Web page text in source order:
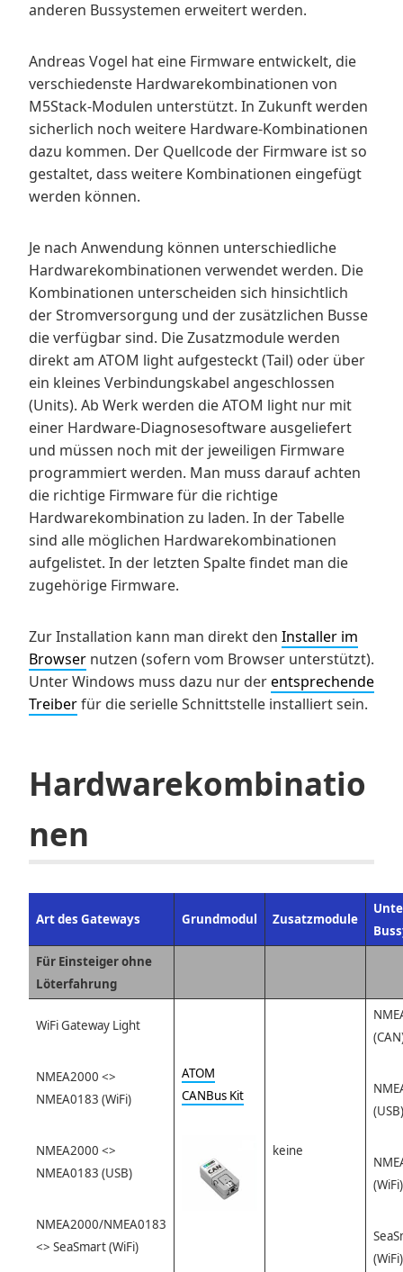
anderen Bussystemen erweitert werden.
Andreas Vogel hat eine Firmware entwickelt, die
verschiedenste Hardwarekombinationen von
M5Stack-Modulen unterstützt. In Zukunft werden
sicherlich noch weitere Hardware-Kombinationen
dazu kommen. Der Quellcode der Firmware ist so
gestaltet, dass weitere Kombinationen eingefügt
werden können.
Je nach Anwendung können unterschiedliche
Hardwarekombinationen verwendet werden. Die
Kombinationen unterscheiden sich hinsichtlich
der Stromversorgung und der zusätzlichen Busse
die verfügbar sind. Die Zusatzmodule werden
direkt am ATOM light aufgesteckt (Tail) oder über
ein kleines Verbindungskabel angeschlossen
(Units). Ab Werk werden die ATOM light nur mit
einer Hardware-Diagnosesoftware ausgeliefert
und müssen noch mit der jeweiligen Firmware
programmiert werden. Man muss darauf achten
die richtige Firmware für die richtige
Hardwarekombination zu laden. In der Tabelle
sind alle möglichen Hardwarekombinationen
aufgelistet. In der letzten Spalte findet man die
zugehörige Firmware.
Zur Installation kann man direkt den Installer im
Browser nutzen (sofern vom Browser unterstützt).
Unter Windows muss dazu nur derentsprechende
Treiberfür die serielle Schnittstelle installiert sein.
Hardwarekombinatio
nen
Art des Gateways Grundmodul Zusatzmodule
Für Einsteiger ohne
Löterfahrung
WiFi Gateway Light
NMEA2000 <>
NMEA0183 (WiFi)
NMEA2000 <>
NMEA0183 (USB)
NMEA2000/NMEA0183
<> SeaSmart (WiFi)
ATOM
CANBus Kit
keine
(WiFi)
(WiFi)